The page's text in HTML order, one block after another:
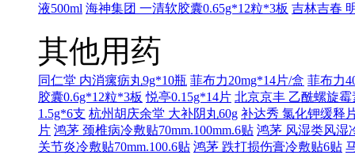
液500ml 海神集团 一清软胶囊0.65g*12粒*3板 吉林吉春
其他用药
同仁堂 内消瘰疬丸9g*10瓶 菲布力20mg*14片/盒 菲布力
胶囊0.6g*12粒*3板 悦亭0.15g*14片 北京京丰 乙酰螺旋
1.5g*6支 杭州胡庆余堂 大补阴丸60g 补达秀 氯化钾缓释
片 鸿茅 颈椎病冷敷贴70mm.100mm.6贴 鸿茅 风湿类风湿
关节炎冷敷贴70mm.100.6贴 鸿茅 跌打损伤膏冷敷贴6贴